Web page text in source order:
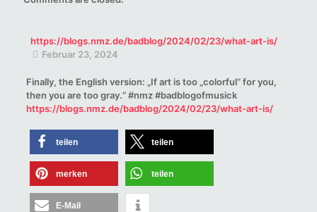
https://blogs.nmz.de/badblog/2024/02/23/what-art-is/
Februar 23, 2024
Finally, the English version: „If art is too „colorful“ for you,
then you are too gray.“ #nmz #badblogofmusick
https://blogs.nmz.de/badblog/2024/02/23/what-art-is/
teilen teilen
merken teilen
E-Mail